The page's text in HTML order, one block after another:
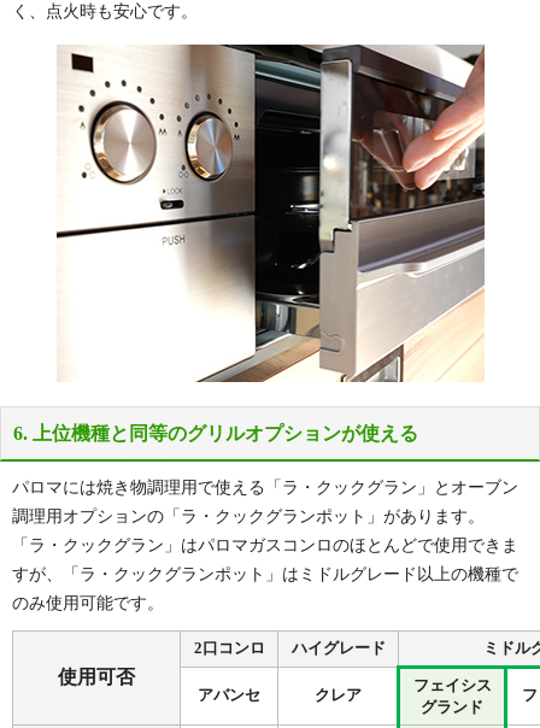
く、点火時も安心です。
6. 上位機種と同等のグリルオプションが使える
パロマには焼き物調理用で使える「ラ・クックグラン」とオーブン
調理用オプションの「ラ・クックグランポット」があります。
「ラ・クックグラン」はパロマガスコンロのほとんどで使用できま
すが、「ラ・クックグランポット」はミドルグレード以上の機種で
のみ使用可能です。
使用可否
2口コンロ ハイグレード ミドル
アバンセ クレア
フェイシス
グランド